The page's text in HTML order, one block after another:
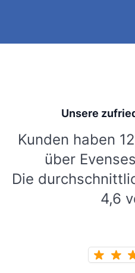
Unsere
Kunden haben
über
Die
4,6